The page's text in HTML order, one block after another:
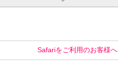
Safariをご利用のお客様へ